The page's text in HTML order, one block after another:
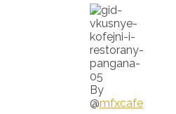
By
@mfxcafe